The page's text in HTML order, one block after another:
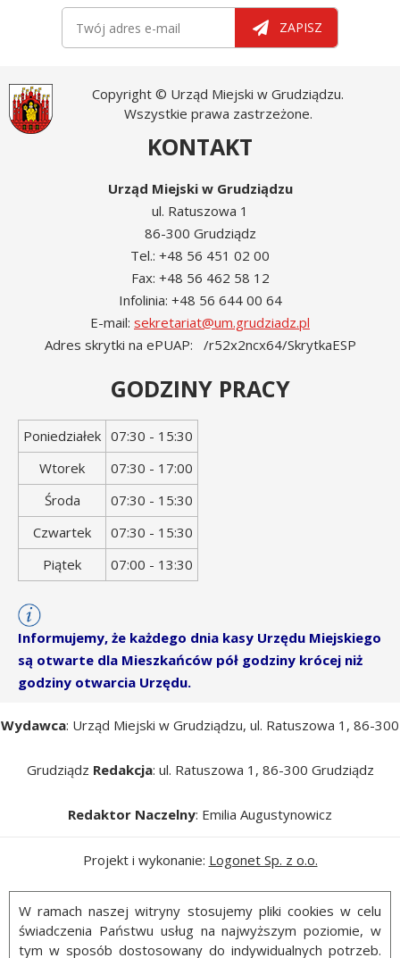
ZAPISZ
Copyright © Urząd Miejski w Grudziądzu.
Wszystkie prawa zastrzeżone.
KONTAKT
Urząd Miejski w Grudziądzu
ul. Ratuszowa 1
86-300 Grudziądz
Tel.: +48 56 451 02 00
Fax: +48 56 462 58 12
Infolinia: +48 56 644 00 64
E-mail: sekretariat@um.grudziadz.pl
Adres skrytki na ePUAP: /r52x2ncx64/SkrytkaESP
GODZINY PRACY
Dzień
tygodnia
Godziny
otwarcia
Poniedziałek 07:30 - 15:30
Wtorek
07:30 - 17:00
Środa
07:30 - 15:30
Czwartek
07:30 - 15:30
Piątek
07:00 - 13:30
Informujemy, że każdego dnia kasy Urzędu Miejskiego
są otwarte dla Mieszkańców pół godziny krócej niż
godziny otwarcia Urzędu.
Wydawca: Urząd Miejski w Grudziądzu, ul. Ratuszowa 1, 86-300
Grudziądz Redakcja: ul. Ratuszowa 1, 86-300 Grudziądz
Redaktor Naczelny: Emilia Augustynowicz
Projekt i wykonanie: Logonet Sp. z o.o.
W ramach naszej witryny stosujemy pliki cookies w celu
świadczenia Państwu usług na najwyższym poziomie, w
tym w sposób dostosowany do indywidualnych potrzeb.